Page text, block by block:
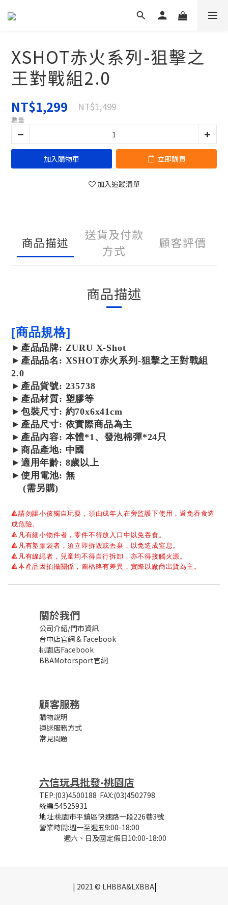
XSHOT赤火系列-狙擊之
王對戰組2.0
NT$1,299 NT$1,499
數量
加入購物車 立即購買
加入追蹤清單
商品描述
送貨及付款
方式
顧客評價
商品描述
[商品規格]
► 產品品牌: ZURU X-Shot
► 產品品名: XSHOT赤火系列-狙擊之王對戰組
2.0
► 產品貨號: 235738
► 產品材質: 塑膠等
►包裝尺寸: 約70x6x41cm
►產品尺寸: 依實際商品為主
►產品內容: 本體*1、 發泡棉彈*24只
►商品產地: 中國
►適用年齡: 8歲以上
►使用電池: 無
(需另購)
🔺請勿讓小孩獨自玩耍，須由成年人在旁監護下使用，避免吞食造
成危險。
🔺 凡有細小物件者，零件不得放入口中以免吞食。
🔺 凡有塑膠袋者，須立即拆毀或丟棄，以免造成窒息。
🔺 凡有線繩者，兒童均不得自行拆卸，亦不得接觸火源。
🔺本產品因拍攝關係，圖檔略有差異，實際以廠商出貨為主。
關於我們
公司介紹/門市資訊
台中店官網& Facebook
桃園店Facebook
BBAMotorsport官網
顧客服務
購物說明
運送服務方式
常見問題
六信玩具批發-桃園店
TEP:(03)4500188 FAX:(03)4502798
統編:54525931
地址:桃園市平鎮區快速路一段226巷3號
營業時間:週一至週五9:00-18:00
週六、日及國定假日10:00-18:00
| 2021 © LHBBA&LXBBA|